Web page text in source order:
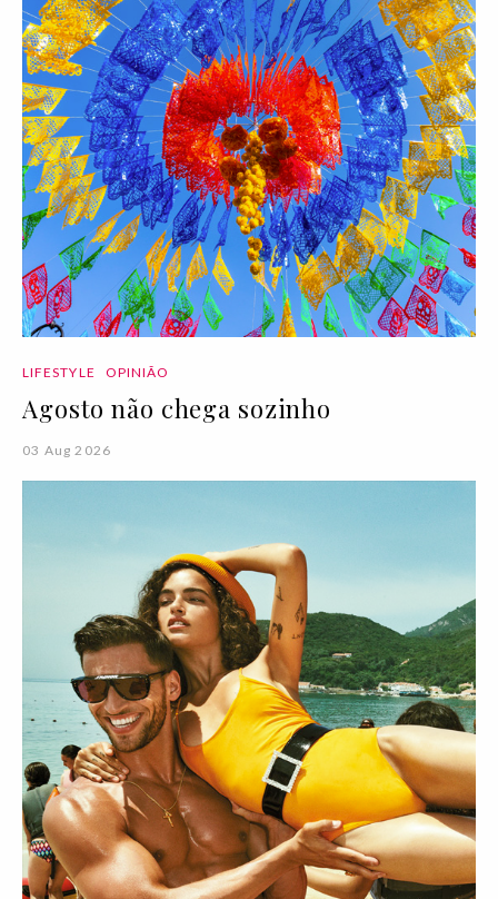
LIFESTYLE OPINIÃO
Agosto não chega sozinho
03 Aug 2026